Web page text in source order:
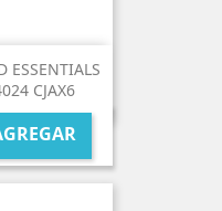
ESSENTIALS
CJAX6